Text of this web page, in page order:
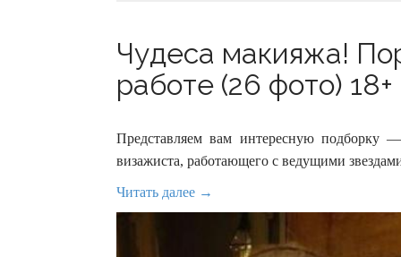
Чудеса макияжа!
работе (26 фото) 18+
Представляем вам интересную подборку
визажиста, работающего с ведущими
Читать далее →